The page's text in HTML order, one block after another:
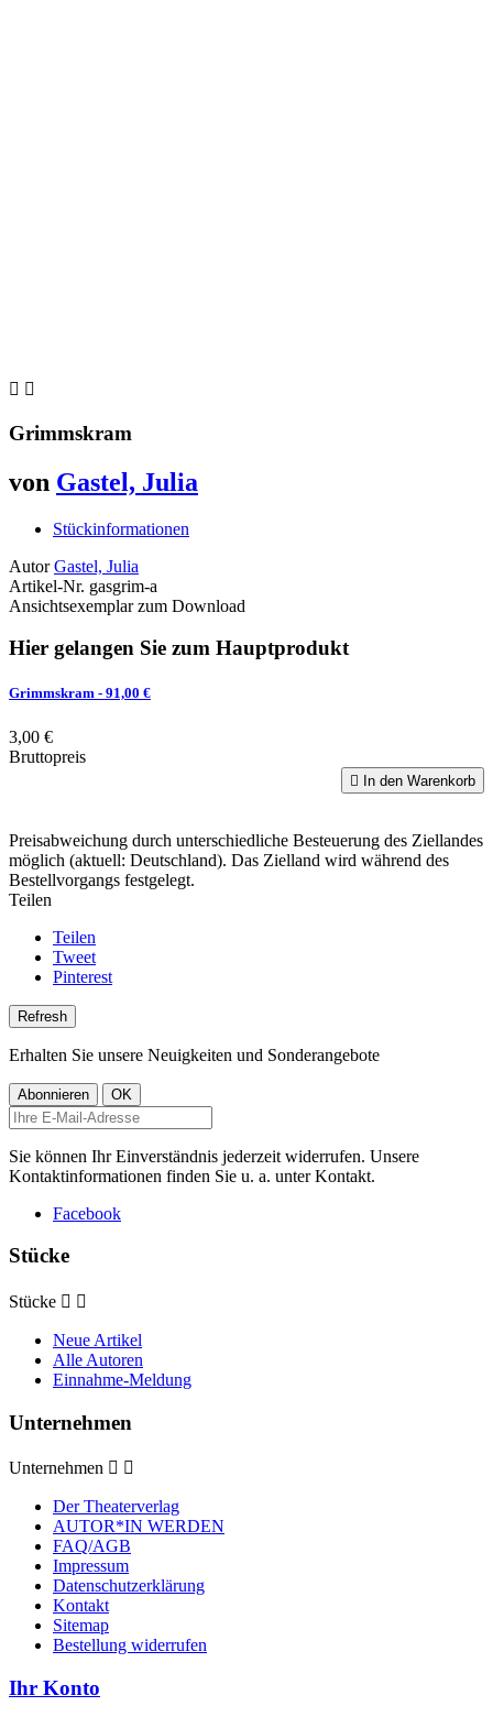
 
Grimmskram
von Gastel, Julia
Stückinformationen
Autor Gastel, Julia
Artikel-Nr. gasgrim-a
Ansichtsexemplar zum Download
Hier gelangen Sie zum Hauptprodukt
Grimmskram - 91,00 €
3,00 €
Bruttopreis
 In den Warenkorb
Preisabweichung durch unterschiedliche Besteuerung des Ziellandes
möglich (aktuell: Deutschland). Das Zielland wird während des
Bestellvorgangs festgelegt.
Teilen
Teilen
Tweet
Pinterest
Erhalten Sie unsere Neuigkeiten und Sonderangebote
Sie können Ihr Einverständnis jederzeit widerrufen. Unsere
Kontaktinformationen finden Sie u. a. unter Kontakt.
Facebook
Stücke
Stücke  
Neue Artikel
Alle Autoren
Einnahme-Meldung
Unternehmen
Unternehmen  
Der Theaterverlag
AUTOR*IN WERDEN
FAQ/AGB
Impressum
Datenschutzerklärung
Kontakt
Sitemap
Bestellung widerrufen
Ihr Konto